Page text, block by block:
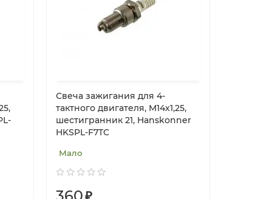
Свеча зажигания для 4-
тактного двигателя, M14х1,25,
шестигранник 21, Hanskonner
HKSPL-F7TC
Мало
₽